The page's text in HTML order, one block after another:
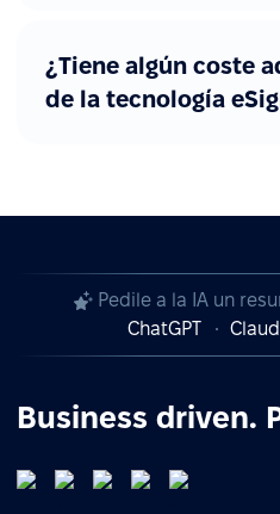
¿Tiene algún coste
de la tecnología
Pedile a la IA un
ChatGPT
Business driven.